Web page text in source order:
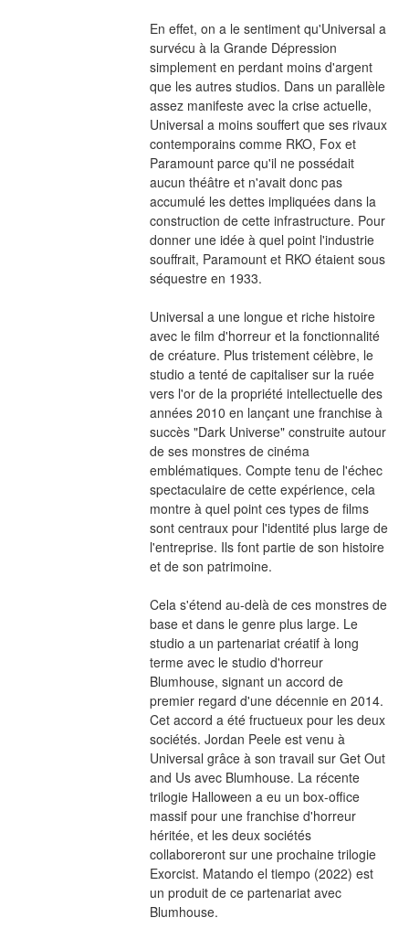
En effet, on a le sentiment qu'Universal a
survécu à la Grande Dépression
simplement en perdant moins d'argent
que les autres studios. Dans un parallèle
assez manifeste avec la crise actuelle,
Universal a moins souffert que ses rivaux
contemporains comme RKO, Fox et
Paramount parce qu'il ne possédait
aucun théâtre et n'avait donc pas
accumulé les dettes impliquées dans la
construction de cette infrastructure. Pour
donner une idée à quel point l'industrie
souffrait, Paramount et RKO étaient sous
séquestre en 1933.
Universal a une longue et riche histoire
avec le film d'horreur et la fonctionnalité
de créature. Plus tristement célèbre, le
studio a tenté de capitaliser sur la ruée
vers l'or de la propriété intellectuelle des
années 2010 en lançant une franchise à
succès "Dark Universe" construite autour
de ses monstres de cinéma
emblématiques. Compte tenu de l'échec
spectaculaire de cette expérience, cela
montre à quel point ces types de films
sont centraux pour l'identité plus large de
l'entreprise. Ils font partie de son histoire
et de son patrimoine.
Cela s'étend au-delà de ces monstres de
base et dans le genre plus large. Le
studio a un partenariat créatif à long
terme avec le studio d'horreur
Blumhouse, signant un accord de
premier regard d'une décennie en 2014.
Cet accord a été fructueux pour les deux
sociétés. Jordan Peele est venu à
Universal grâce à son travail sur Get Out
and Us avec Blumhouse. La récente
trilogie Halloween a eu un box-office
massif pour une franchise d'horreur
héritée, et les deux sociétés
collaboreront sur une prochaine trilogie
Exorcist. Matando el tiempo (2022) est
un produit de ce partenariat avec
Blumhouse.